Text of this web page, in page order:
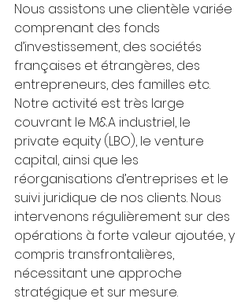
Nous assistons une clientèle variée
comprenant des fonds
d’investissement, des sociétés
françaises et étrangères, des
entrepreneurs, des familles etc.
Notre activité est très large
couvrant le M&A industriel, le
private equity (LBO), le venture
capital, ainsi que les
réorganisations d’entreprises et le
suivi juridique de nos clients. Nous
intervenons régulièrement sur des
opérations à forte valeur ajoutée, y
compris transfrontalières,
nécessitant une approche
stratégique et sur mesure.